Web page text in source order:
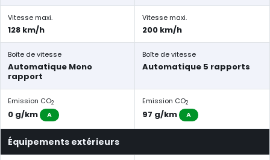
Vitesse maxi.
128 km/h
Vitesse maxi.
200 km/h
Boîte de vitesse
Automatique Mono
rapport
Boîte de vitesse
Automatique 5 rapports
Emission CO2
0 g/km A
Emission CO2
97 g/km A
Équipements extérieurs